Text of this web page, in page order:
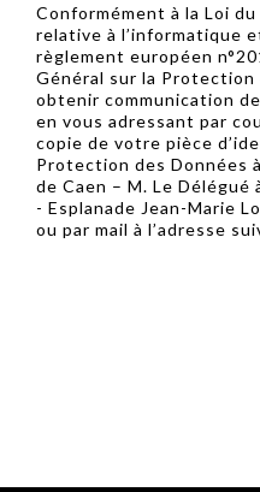
Conformément à la Loi
relative à l’informatique
règlement européen
Général sur la Protection
obtenir communication
en vous adressant par
copie de votre pièce
Protection des Données
de Caen – M. Le
- Esplanade Jean-Marie
ou par mail à l’adresse